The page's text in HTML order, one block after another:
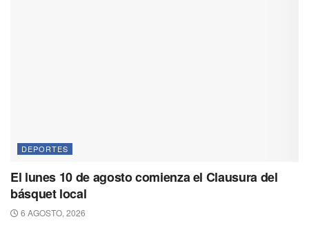
DEPORTES
El lunes 10 de agosto comienza el Clausura del
básquet local
6 AGOSTO, 2026